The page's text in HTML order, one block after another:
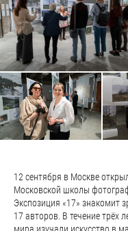
12 сентября в Москве
Московской школы
Экспозиция «17» знакомит
17 авторов. В течение трёх